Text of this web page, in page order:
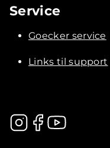
Service
Goecker service
Links til support